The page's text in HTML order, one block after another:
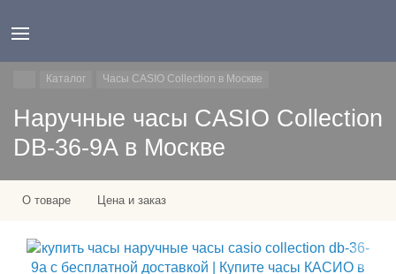
Каталог Часы CASIO Collection в Москве
Наручные часы CASIO Collection
DB-36-9A в Москве
О товаре Цена и заказ